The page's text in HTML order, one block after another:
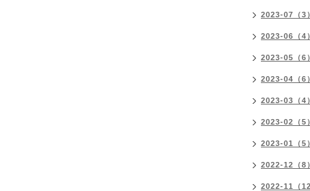
2023-07（3）
2023-06（4）
2023-05（6）
2023-04（6）
2023-03（4）
2023-02（5）
2023-01（5）
2022-12（8）
2022-11（12